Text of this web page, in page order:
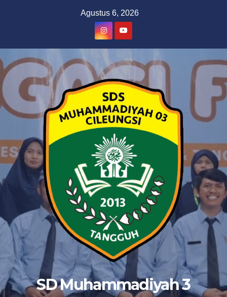
Agustus 6, 2026
SD Muhammadiyah 3